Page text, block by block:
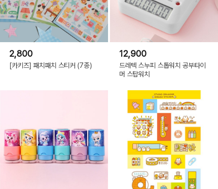
2,800
[카키즈] 패치패치 스티커 (7종)
12,900
드레텍 스누피 스톱워치 공부타이
머 스탑워치